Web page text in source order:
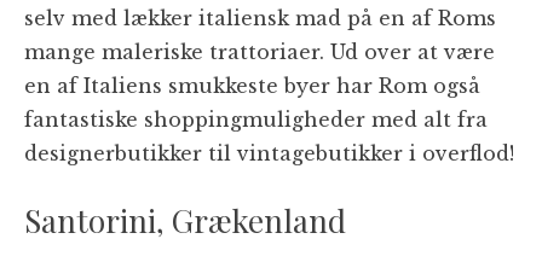
selv med lækker italiensk mad på en af Roms
mange maleriske trattoriaer. Ud over at være
en af Italiens smukkeste byer har Rom også
fantastiske shoppingmuligheder med alt fra
designerbutikker til vintagebutikker i overflod!
Santorini, Grækenland